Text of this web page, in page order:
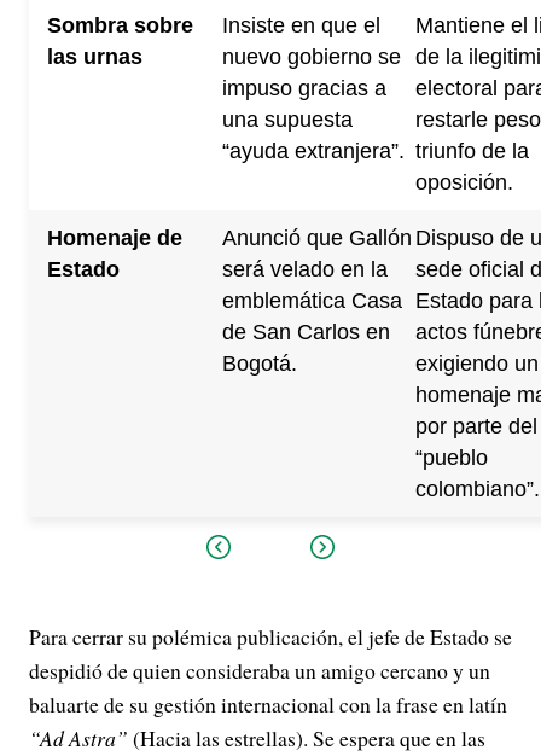
Sombra sobre
las urnas
Insiste en que el
nuevo gobierno se
impuso gracias a
una supuesta
“ayuda extranjera”.
Mantiene el
de la
electoral
restarle
triunfo de la
oposición.
Homenaje de
Estado
Anunció que Gallón
será velado en la
emblemática Casa
de San Carlos en
Bogotá.
Dispuso de
sede oficial
Estado para
actos
exigiendo un
homenaje
por parte del
“pueblo
colombiano”.
Para cerrar su polémica publicación, el jefe de Estado se
despidió de quien consideraba un amigo cercano y un
baluarte de su gestión internacional con la frase en latín
“Ad Astra” (Hacia las estrellas). Se espera que en las